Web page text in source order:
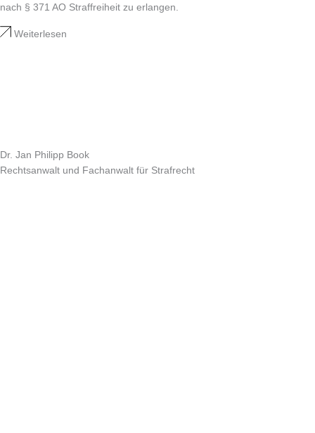
nach § 371 AO Straffreiheit zu erlangen.
Weiterlesen
Dr. Jan Philipp Book
Rechtsanwalt und Fachanwalt für Strafrecht